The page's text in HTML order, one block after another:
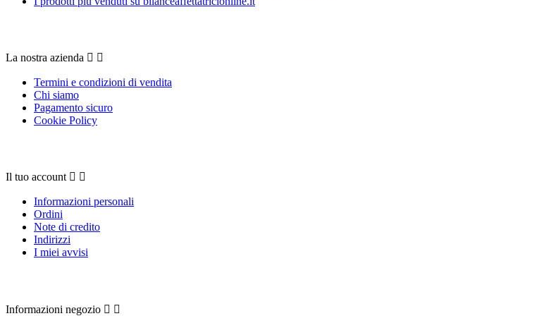
La nostra azienda  
Termini e condizioni di vendita
Chi siamo
Pagamento sicuro
Cookie Policy
Il tuo account  
Informazioni personali
Ordini
Note di credito
Indirizzi
I miei avvisi
Informazioni negozio  